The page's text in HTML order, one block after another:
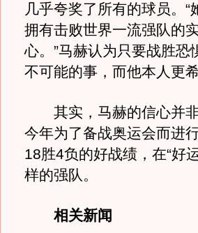
几乎夸奖了所有的球员。
拥有击败世界一流强队的
心。”马赫认为只要战胜
不可能的事，而他本人更
其实，马赫的信心并非
今年为了备战奥运会而进
18胜4负的好战绩，在“好
样的强队。
相关新闻